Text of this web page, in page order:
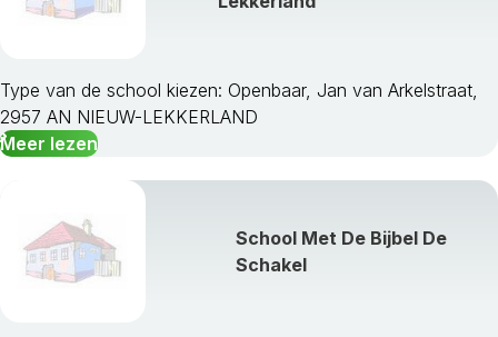
Graafstroom
Hardinxveld-Giessendam
Hellevoetsluis
Hendrik-Ido-Ambacht
Kaag En Braassem
Katwijk
Korendijk
Type van de school kiezen: Openbaar, Jan van Arkelstraat,
2957 AN NIEUW-LEKKERLAND
Meer lezen
School Met De Bijbel De
Schakel